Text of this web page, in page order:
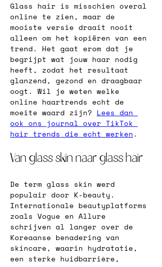
Glass hair is misschien overal
online te zien, maar de
mooiste versie draait nooit
alleen om het kopiëren van een
trend. Het gaat erom dat je
begrijpt wat jouw haar nodig
heeft, zodat het resultaat
glanzend, gezond en draagbaar
oogt. Wil je weten welke
online haartrends echt de
moeite waard zijn? Lees dan
ook ons journal over TikTok
hair trends die echt werken.
Van glass skin naar glass hair
De term glass skin werd
populair door K-beauty.
Internationale beautyplatforms
zoals Vogue en Allure
schrijven al langer over de
Koreaanse benadering van
skincare, waarin hydratatie,
een sterke huidbarrière,